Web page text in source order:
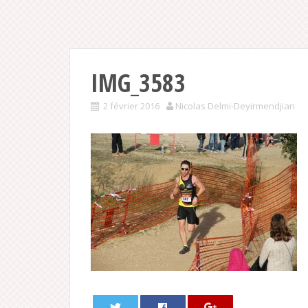
IMG_3583
2 février 2016 Nicolas Delmi-Deyirmendjian